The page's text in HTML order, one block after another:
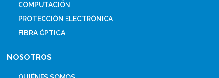
COMPUTACIÓN
PROTECCIÓN ELECTRÓNICA
FIBRA ÓPTICA
NOSOTROS